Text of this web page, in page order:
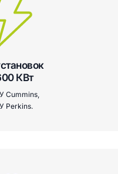
КВт
Cummins,
Perkins.